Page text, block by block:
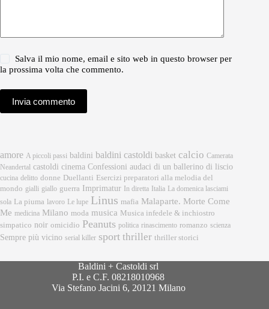
Salva il mio nome, email e sito web in questo browser per
la prossima volta che commento.
Invia commento
amore A piccoli passi baldini baldini castoldi basket calcio Camerata
Neandertal castoldi cinema Confessioni audaci di un ballerino di liscio
cucina delitto donne Duellanti Esercizi preparatori alla melodia del
mondo gialli giallo guerra Imprimatur In diretta Italia La domenica lasciami
sola La piuma lavoro Le lupe Linus mafia Malaparte. Morte Come
Me medicina Milano moda musica Musica infedele & inchiostro
simpatico noir omicidio Peanuts politica rinascimento romanzo scienza
Sempre più vicino serial killer sport thriller thriller storici
Baldini + Castoldi srl
P.I. e C.F. 08218010968
Via Stefano Jacini 6, 20121 Milano